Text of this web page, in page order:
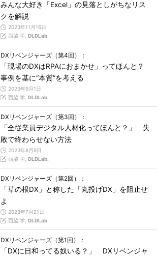
みんな大好き「Excel」の見落としがちなリス
クを解説
2023年11月16日
西脇 学, DLDLab.
DXリベンジャーズ（第4回）：
「現場のDXはRPAにおまかせ」ってほんと？
事例を基に“本質”を考える
2023年9月1日
西脇 学, DLDLab.
DXリベンジャーズ（第3回）：
「全従業員デジタル人材化ってほんと？」 失
敗で終わらせない方法
2023年8月8日
西脇 学, DLDLab.
DXリベンジャーズ（第2回）：
「草の根DX」と称した「丸投げDX」を阻止せ
よ
2023年7月21日
西脇 学, DLDLab.
DXリベンジャーズ（第1回）：
「DXに日和ってる奴いる？」 DXリベンジャ